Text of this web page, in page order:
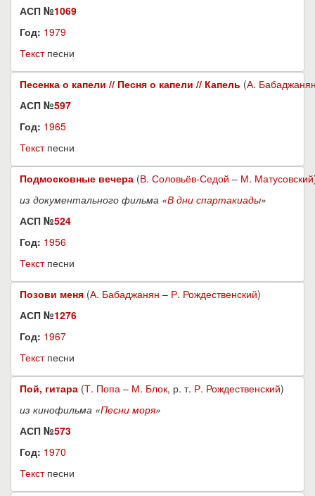
АСП №1069
Год: 1979
Текстпесни
Песенка о капели // Песня о капели // Капель (А.
АСП №597
Год: 1965
Текстпесни
Подмосковные вечера (В. Соловьёв-Седой – М. Матусовский
из документального фильма «В дни спартакиады»
АСП №524
Год: 1956
Текстпесни
Позови меня (А. Бабаджанян – Р. Рождественский)
АСП №1276
Год: 1967
Текстпесни
Пой, гитара (Т. Попа – М. Блок, р. т. Р. Рождественский)
из кинофильма «Песни моря»
АСП №573
Год: 1970
Текстпесни